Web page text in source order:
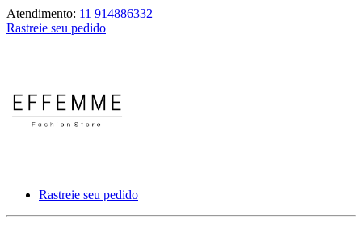
Atendimento: 11 914886332
Rastreie seu pedido
Rastreie seu pedido